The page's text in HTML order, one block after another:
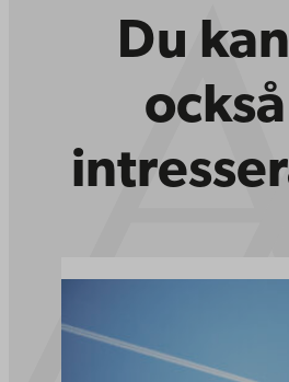
Du